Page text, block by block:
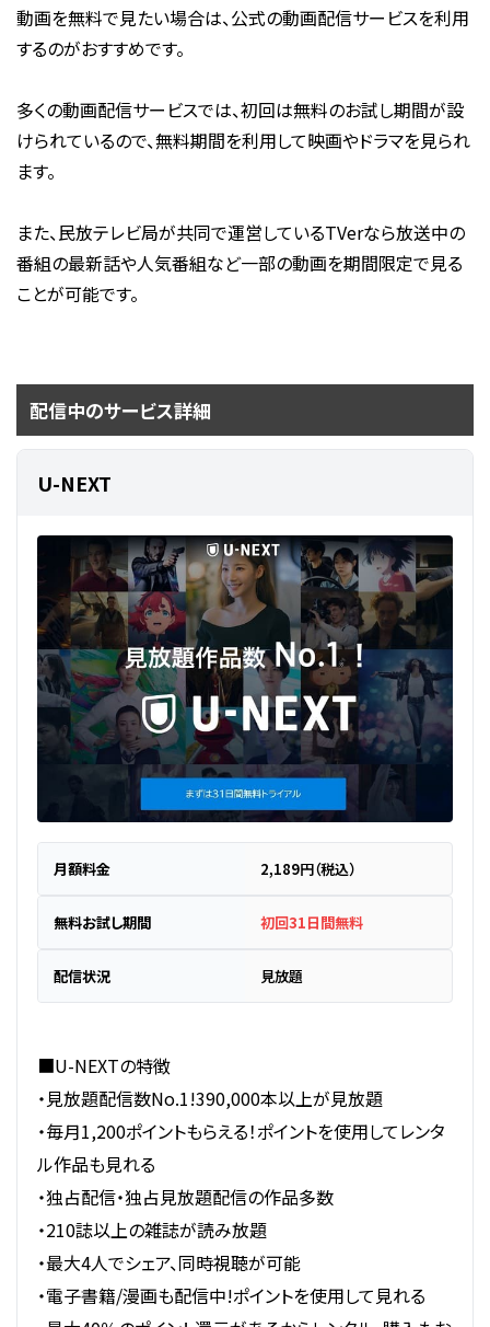
動画を無料で見たい場合は、公式の動画配信サービスを利用
するのがおすすめです。
多くの動画配信サービスでは、初回は無料のお試し期間が設
けられているので、無料期間を利用して映画やドラマを見られ
ます。
また、民放テレビ局が共同で運営しているTVerなら放送中の
番組の最新話や人気番組など一部の動画を期間限定で見る
ことが可能です。
配信中のサービス詳細
U-NEXT
月額料金 2,189円（税込）
無料お試し期間 初回31日間無料
配信状況 見放題
■U-NEXTの特徴
・見放題配信数No.1!390,000本以上が見放題
・毎月1,200ポイントもらえる！ポイントを使用してレンタ
ル作品も見れる
・独占配信・独占見放題配信の作品多数
・210誌以上の雑誌が読み放題
・最大4人でシェア、同時視聴が可能
・電子書籍/漫画も配信中!ポイントを使用して見れる